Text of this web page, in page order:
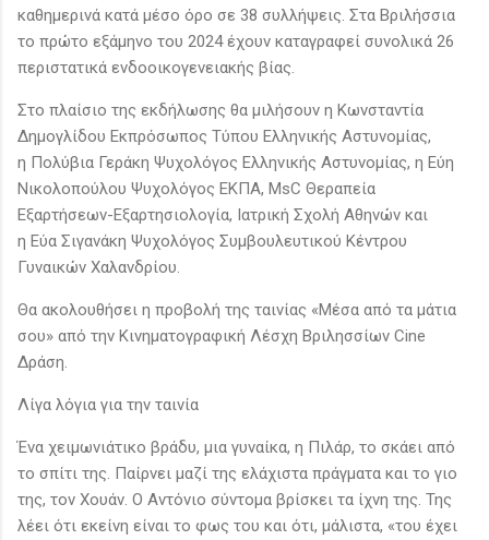
καθημερινά κατά μέσο όρο σε 38 συλλήψεις. Στα Βριλήσσια
το πρώτο εξάμηνο του 2024 έχουν καταγραφεί συνολικά 26
περιστατικά ενδοοικογενειακής βίας.
Στο πλαίσιο της εκδήλωσης θα μιλήσουν η Κωνσταντία
Δημογλίδου Εκπρόσωπος Τύπου Ελληνικής Αστυνομίας,
η Πολύβια Γεράκη Ψυχολόγος Ελληνικής Αστυνομίας, η Εύη
Νικολοπούλου Ψυχολόγος ΕΚΠΑ, ΜsC Θεραπεία
Εξαρτήσεων-Εξαρτησιολογία, Ιατρική Σχολή Αθηνών και
η Εύα Σιγανάκη Ψυχολόγος Συμβουλευτικού Κέντρου
Γυναικών Χαλανδρίου.
Θα ακολουθήσει η προβολή της ταινίας «Μέσα από τα μάτια
σου» από την Κινηματογραφική Λέσχη Βριλησσίων Cine
Δράση.
Λίγα λόγια για την ταινία
Ένα χειμωνιάτικο βράδυ, μια γυναίκα, η Πιλάρ, το σκάει από
το σπίτι της. Παίρνει μαζί της ελάχιστα πράγματα και το γιο
της, τον Χουάν. Ο Αντόνιο σύντομα βρίσκει τα ίχνη της. Της
λέει ότι εκείνη είναι το φως του και ότι, μάλιστα, «του έχει